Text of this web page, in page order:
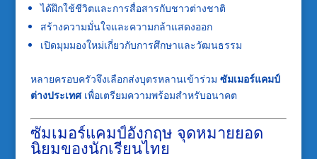
ได้ฝึกใช้ชีวิตและการสื่อสารกับชาวต่างชาติ
สร้างความมั่นใจและความกล้าแสดงออก
เปิดมุมมองใหม่เกี่ยวกับการศึกษาและวัฒนธรรม
หลายครอบครัวจึงเลือกส่งบุตรหลานเข้าร่วม ซัมเมอร์แคมป์
ต่างประเทศเพื่อเตรียมความพร้อมสำหรับอนาคต
ซัมเมอร์แคมป์อังกฤษ จุดหมายยอด
นิยมของนักเรียนไทย